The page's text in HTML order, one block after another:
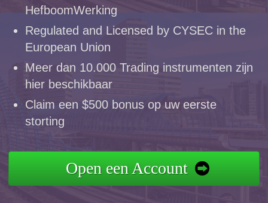
HefboomWerking
Regulated and Licensed by CYSEC in the
European Union
Meer dan 10.000 Trading instrumenten zijn
hier beschikbaar
Claim een $500 bonus op uw eerste
storting
Open een Account